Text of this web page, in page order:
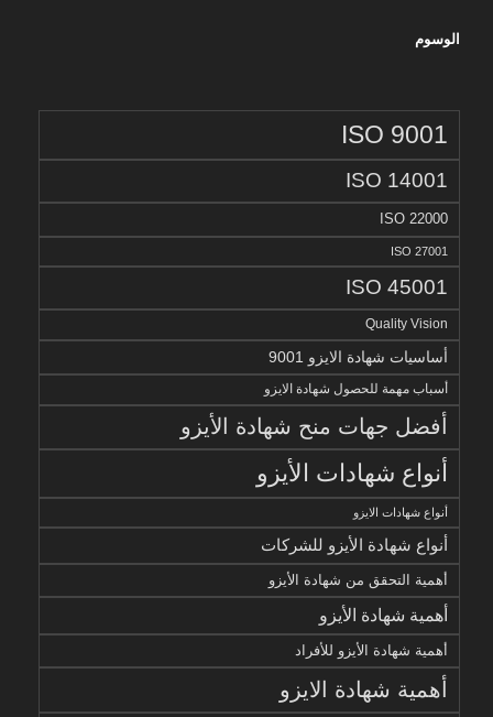
الوسوم
ISO 9001
ISO 14001
ISO 22000
ISO 27001
ISO 45001
Quality Vision
أساسيات شهادة الايزو 9001
أسباب مهمة للحصول شهادة الايزو
أفضل جهات منح شهادة الأيزو
أنواع شهادات الأيزو
أنواع شهادات الايزو
أنواع شهادة الأيزو للشركات
أهمية التحقق من شهادة الأيزو
أهمية شهادة الأيزو
أهمية شهادة الأيزو للأفراد
أهمية شهادة الايزو